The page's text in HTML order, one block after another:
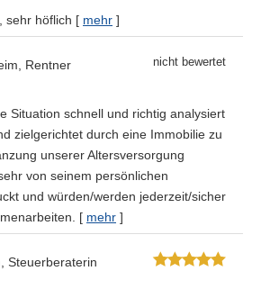
sehr höflich [ mehr ]
, Rentner
Situation schnell und richtig analysiert
zielgerichtet durch eine Immobilie zu
unserer Altersversorgung
von seinem persönlichen
und würden/werden jederzeit/sicher
[ mehr ]
, Steuerberaterin